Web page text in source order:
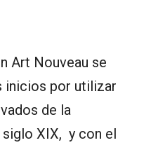
Art Nouveau se
inicios por utilizar
de la
siglo XIX, y con el